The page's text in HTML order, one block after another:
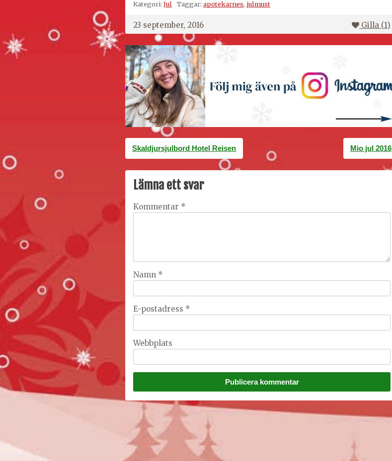
Kategori: Jul Taggar: apotekarnes, julmust
23 september, 2016 Gilla (1)
Inläggsnavigering
Skaldjursjulbord Hotel Reisen Mio jul 2016
Lämna ett svar
Kommentar *
Namn *
E-postadress *
Webbplats